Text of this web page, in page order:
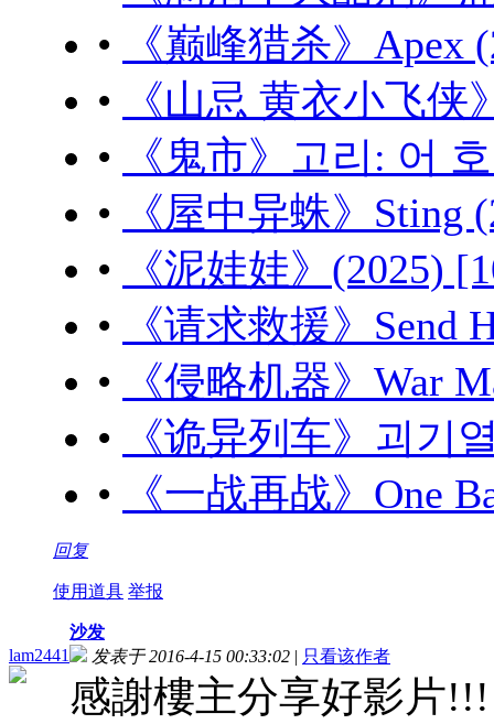
•
《巅峰猎杀》Apex
•
《山忌 黄衣小飞
•
《鬼市》고리: 어
•
《屋中异蛛》Sting
•
《泥娃娃》(2025)
•
《请求救援》Send
•
《侵略机器》War
•
《诡异列车》괴기
•
《一战再战》One
回复
使用道具 举报
lam2441
沙发
发表于 2016-4-15 00:33:02 | 只看该作者
感謝樓主分享好影片